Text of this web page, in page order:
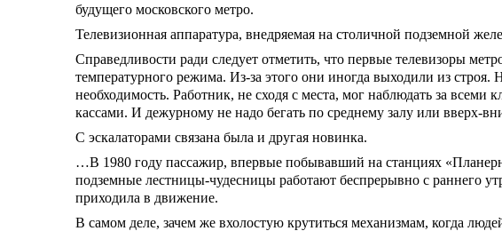
будущего московского метро.
Телевизионная аппаратура, внедряемая на столичной подземной
Справедливости ради следует отметить, что первые телевизоры
температурного режима. Из-за этого они иногда выходили из строя.
необходимость. Работник, не сходя с места, мог наблюдать за
кассами. И дежурному не надо бегать по среднему залу или вверх-
С эскалаторами связана была и другая новинка.
…В 1980 году пассажир, впервые побывавший на станциях
подземные лестницы-чудесницы работают беспрерывно с раннего
приходила в движение.
В самом деле, зачем же вхолостую крутиться механизмам, когда